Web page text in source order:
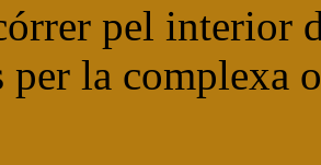
pel interior
la complexa